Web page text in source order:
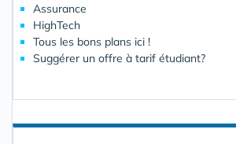
Assurance
HighTech
Tous les bons plans ici !
Suggérer un offre à tarif étudiant?